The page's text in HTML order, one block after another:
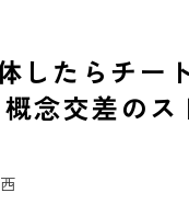
したらチー
念交差のス